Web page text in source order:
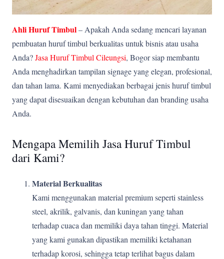
Ahli Huruf Timbul– Apakah Anda sedang mencari layanan
pembuatan huruf timbul berkualitas untuk bisnis atau usaha
Anda?Jasa Huruf Timbul Cileungsi, Bogor siap membantu
Anda menghadirkan tampilan signage yang elegan, profesional,
dan tahan lama. Kami menyediakan berbagai jenis huruf timbul
yang dapat disesuaikan dengan kebutuhan dan branding usaha
Anda.
Mengapa Memilih Jasa Huruf Timbul
dari Kami?
Material Berkualitas
Kami menggunakan material premium seperti stainless
steel, akrilik, galvanis, dan kuningan yang tahan
terhadap cuaca dan memiliki daya tahan tinggi. Material
yang kami gunakan dipastikan memiliki ketahanan
terhadap korosi, sehingga tetap terlihat bagus dalam